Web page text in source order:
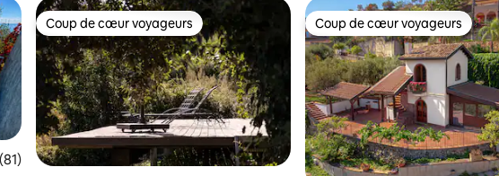
aimés
moyenne de 5 sur 5, 81 commentaires
Coup de cœur voyageurs
Coup de cœur voyageurs Coup de cœur voyageurs
Coup de cœur voyageurs